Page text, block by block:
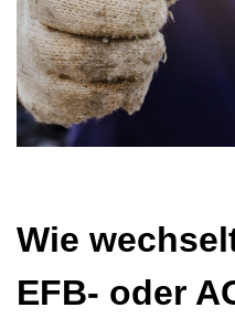
Wie
EFB- oder